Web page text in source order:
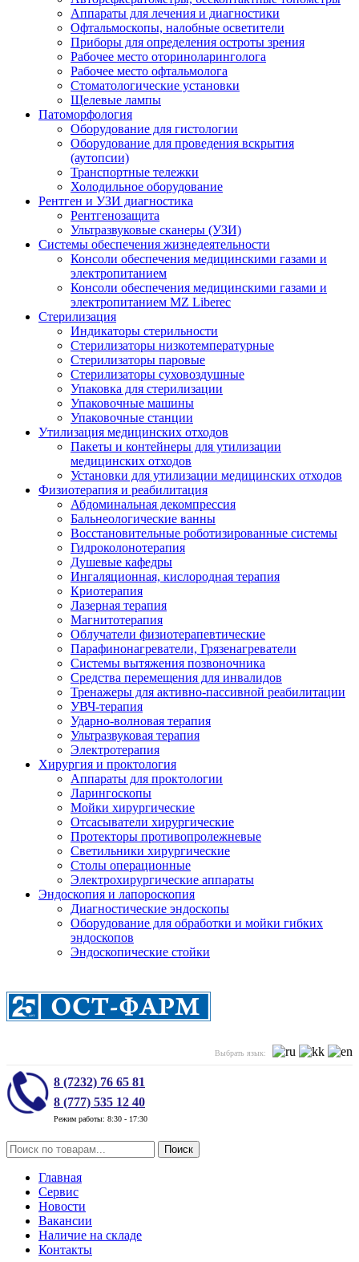
Аппараты для лечения и диагностики
Офтальмоскопы, налобные осветители
Приборы для определения остроты зрения
Рабочее место оториноларинголога
Рабочее место офтальмолога
Стоматологические установки
Щелевые лампы
Патоморфология
Оборудование для гистологии
Оборудование для проведения вскрытия
(аутопсии)
Транспортные тележки
Холодильное оборудование
Рентген и УЗИ диагностика
Рентгенозащита
Ультразвуковые сканеры (УЗИ)
Системы обеспечения жизнедеятельности
Консоли обеспечения медицинскими газами и
электропитанием
Консоли обеспечения медицинскими газами и
электропитанием MZ Liberec
Стерилизация
Индикаторы стерильности
Стерилизаторы низкотемпературные
Стерилизаторы паровые
Стерилизаторы суховоздушные
Упаковка для стерилизации
Упаковочные машины
Упаковочные станции
Утилизация медицинских отходов
Пакеты и контейнеры для утилизации
медицинских отходов
Установки для утилизации медицинских отходов
Физиотерапия и реабилитация
Абдоминальная декомпрессия
Бальнеологические ванны
Восстановительные роботизированные системы
Гидроколонотерапия
Душевые кафедры
Ингаляционная, кислородная терапия
Криотерапия
Лазерная терапия
Магнитотерапия
Облучатели физиотерапевтические
Парафинонагреватели, Грязенагреватели
Системы вытяжения позвоночника
Средства перемещения для инвалидов
Тренажеры для активно-пассивной реабилитации
УВЧ-терапия
Ударно-волновая терапия
Ультразвуковая терапия
Электротерапия
Хирургия и проктология
Аппараты для проктологии
Ларингоскопы
Мойки хирургические
Отсасыватели хирургические
Протекторы противопролежневые
Светильники хирургические
Столы операционные
Электрохирургические аппараты
Эндоскопия и лапороскопия
Диагностические эндоскопы
Оборудование для обработки и мойки гибких
эндоскопов
Эндоскопические стойки
Выбрать язык:
8 (7232) 76 65 81
8 (777) 535 12 40
Режим работы: 8:30 - 17:30
Поиск
Главная
Сервис
Новости
Вакансии
Наличие на складе
Контакты